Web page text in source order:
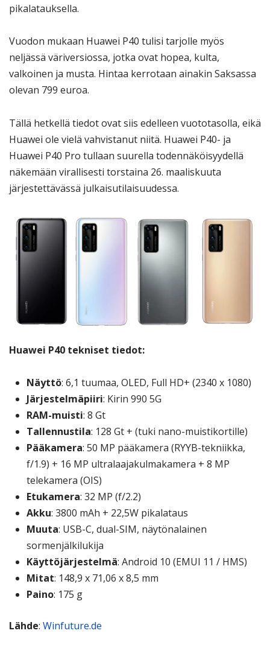
pikalatauksella.
Vuodon mukaan Huawei P40 tulisi tarjolle myös
neljässä väriversiossa, jotka ovat hopea, kulta,
valkoinen ja musta. Hintaa kerrotaan ainakin Saksassa
olevan 799 euroa.
Tällä hetkellä tiedot ovat siis edelleen vuototasolla, eikä
Huawei ole vielä vahvistanut niitä. Huawei P40- ja
Huawei P40 Pro tullaan suurella todennäköisyydellä
näkemään virallisesti torstaina 26. maaliskuuta
järjestettävässä julkaisutilaisuudessa.
Huawei P40 tekniset tiedot:
Näyttö: 6,1 tuumaa, OLED, Full HD+ (2340 x 1080)
Järjestelmäpiiri: Kirin 990 5G
RAM-muisti: 8 Gt
Tallennustila: 128 Gt + (tuki nano-muistikortille)
Pääkamera: 50 MP pääkamera (RYYB-tekniikka,
f/1.9) + 16 MP ultralaajakulmakamera + 8 MP
telekamera (OIS)
Etukamera: 32 MP (f/2.2)
Akku: 3800 mAh + 22,5W pikalataus
Muuta: USB-C, dual-SIM, näytönalainen
sormenjälkilukija
Käyttöjärjestelmä: Android 10 (EMUI 11 / HMS)
Mitat: 148,9 x 71,06 x 8,5 mm
Paino: 175 g
Lähde: Winfuture.de